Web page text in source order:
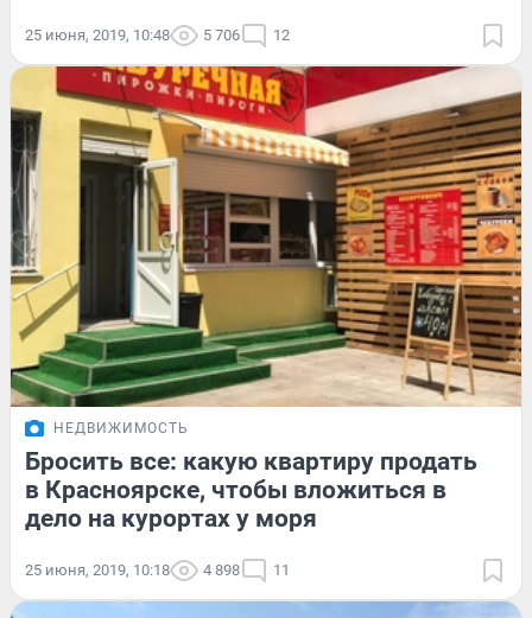
25 июня, 2019, 10:48 5 706 12
НЕДВИЖИМОСТЬ
Бросить все: какую квартиру продать
в Красноярске, чтобы вложиться в
дело на курортах у моря
25 июня, 2019, 10:18 4 898 11